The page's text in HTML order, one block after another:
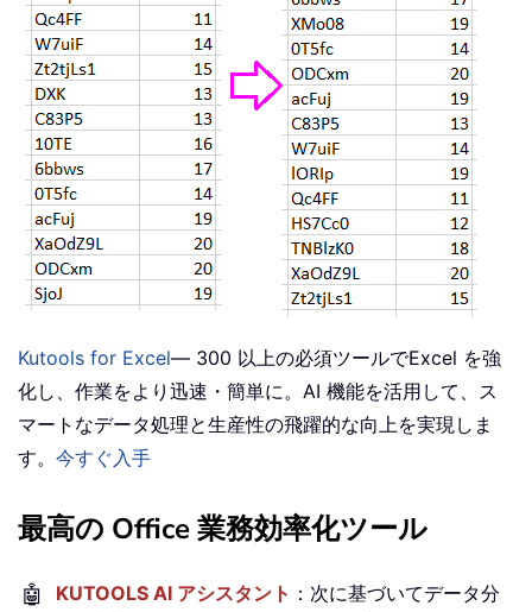
Kutools for Excel— 300 以上の必須ツールでExcel を強
化し、作業をより迅速・簡単に。AI 機能を活用して、ス
マートなデータ処理と生産性の飛躍的な向上を実現しま
す。 今すぐ入手
最高の Office 業務効率化ツール
🤖 KUTOOLS AI アシスタント ：次に基づいてデータ分